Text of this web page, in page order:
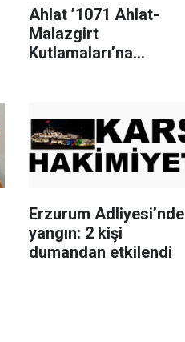
Ahlat ’1071 Ahlat-
Malazgirt
Kutlamaları’na
Erzurum Adliyesi’nde
yangın: 2 kişi
dumandan etkilendi